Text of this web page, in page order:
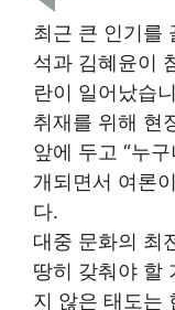
최근 큰 인기를
석과 김혜윤이
란이 일어났습
취재를 위해 현
앞에 두고 “누
개되면서 여론
다.
대중 문화의 최
땅히 갖춰야 할
지 않은 태도는